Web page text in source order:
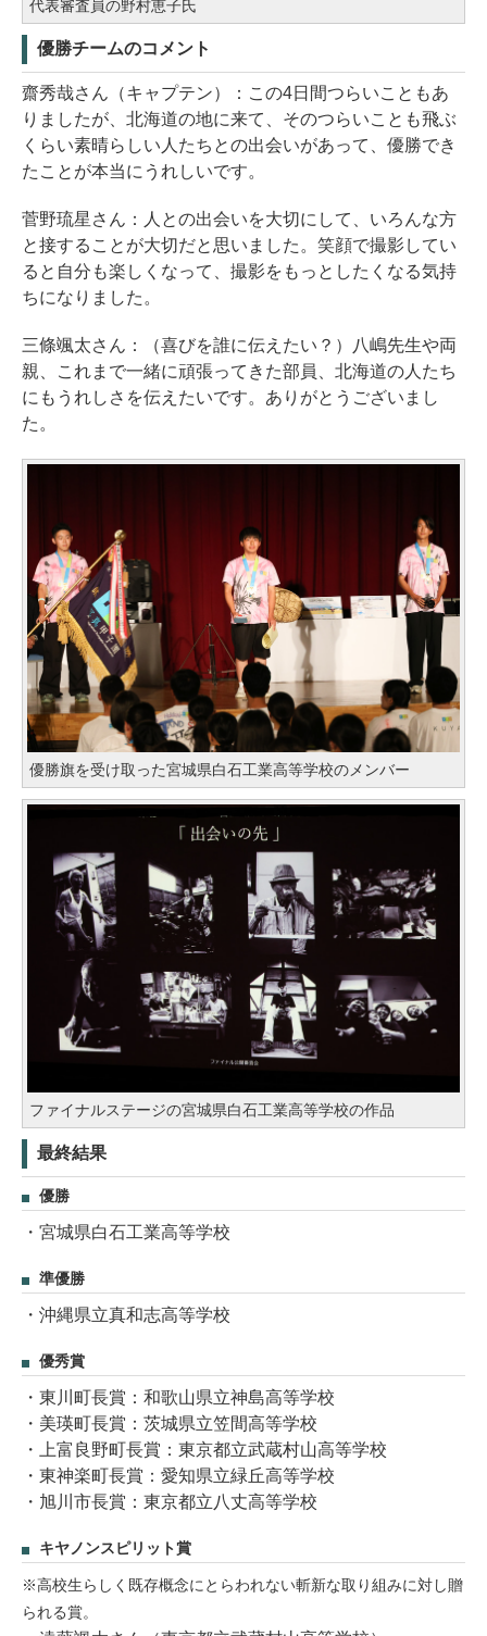
代表審査員の野村恵子氏
優勝チームのコメント
齋秀哉さん（キャプテン）：この4日間つらいこともあ
りましたが、北海道の地に来て、そのつらいことも飛ぶ
くらい素晴らしい人たちとの出会いがあって、優勝でき
たことが本当にうれしいです。
菅野琉星さん：人との出会いを大切にして、いろんな方
と接することが大切だと思いました。笑顔で撮影してい
ると自分も楽しくなって、撮影をもっとしたくなる気持
ちになりました。
三條颯太さん：（喜びを誰に伝えたい？）八嶋先生や両
親、これまで一緒に頑張ってきた部員、北海道の人たち
にもうれしさを伝えたいです。ありがとうございまし
た。
優勝旗を受け取った宮城県白石工業高等学校のメンバー
ファイナルステージの宮城県白石工業高等学校の作品
最終結果
優勝
・宮城県白石工業高等学校
準優勝
・沖縄県立真和志高等学校
優秀賞
・東川町長賞：和歌山県立神島高等学校
・美瑛町長賞：茨城県立笠間高等学校
・上富良野町長賞：東京都立武蔵村山高等学校
・東神楽町長賞：愛知県立緑丘高等学校
・旭川市長賞：東京都立八丈高等学校
キヤノンスピリット賞
※高校生らしく既存概念にとらわれない斬新な取り組みに対し贈
られる賞。